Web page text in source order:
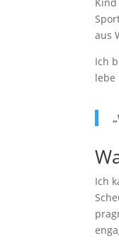
aus
Ich
lebe
Ich